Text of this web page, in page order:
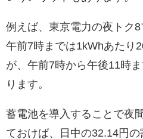
例えば、東京電力の夜トク
午前7時までは1kWhあたり
が、午前7時から午後11時
ります。
蓄電池を導入することで夜
ておけば、日中の32.14円